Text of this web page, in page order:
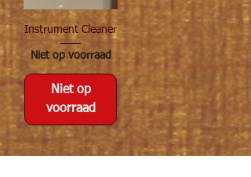
Instrument Cleaner
Niet op voorraad
Niet op
voorraad